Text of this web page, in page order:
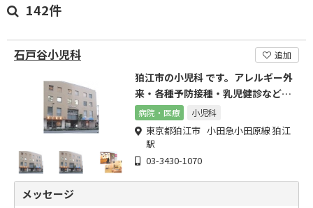
142件
石戸谷小児科 追加
狛江市の小児科 です。アレルギー外
来・各種予防接種・乳児健診などご
相談ください。
病院・医療 小児科
東京都狛江市 小田急小田原線 狛江
駅
03-3430-1070
メッセージ